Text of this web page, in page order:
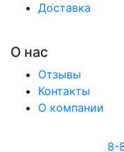
Доставка
О нас
Отзывы
Контакты
О компании
8-